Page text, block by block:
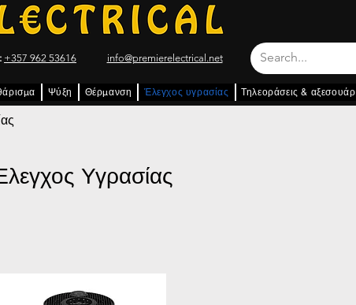
+357 962 53616 info@premierelectrical.net
Ψύξη Θέρμανση Έλεγχος υγρασίας Τηλεοράσεις & αξεσουάρ
Υγρασίας